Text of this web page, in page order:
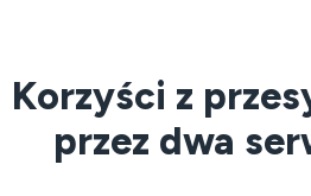
Korzyści z
przez dwa